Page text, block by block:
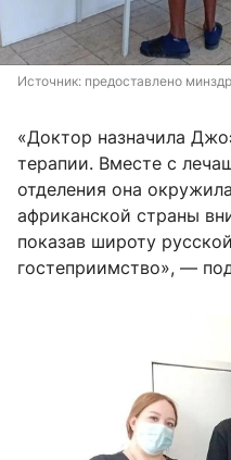
Источник: предоставлено
«Доктор назначила
терапии. Вместе с
отделения она
африканской страны
показав широту
гостеприимство», —